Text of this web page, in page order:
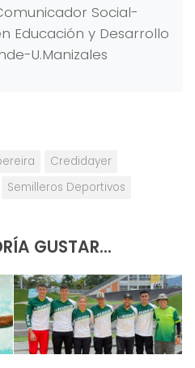
Social-
Educación y Desarrollo
U.Manizales
Credidayer
Semilleros Deportivos
GUSTAR...